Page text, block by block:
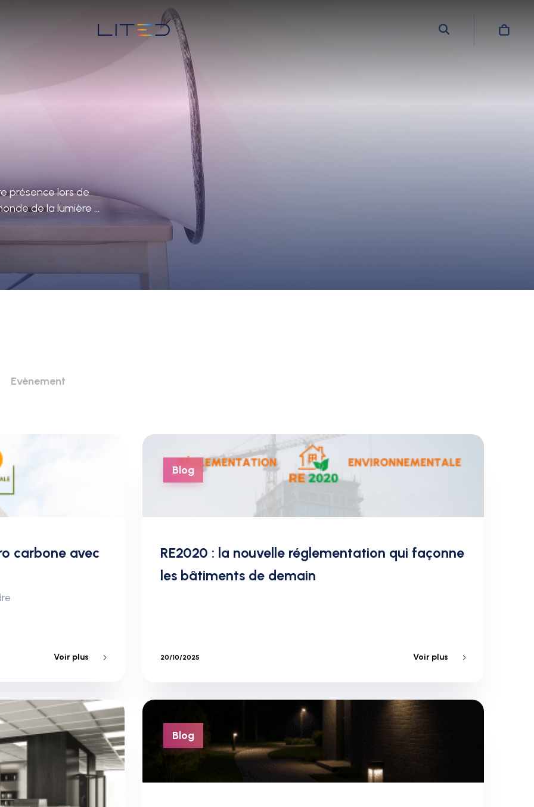
présence lors de
de la lumière ...
Evènement
carbone avec
Voir plus
Blog
RE2020 : la nouvelle réglementation qui façonne
les bâtiments de demain
20/10/2025 Voir plus
Blog